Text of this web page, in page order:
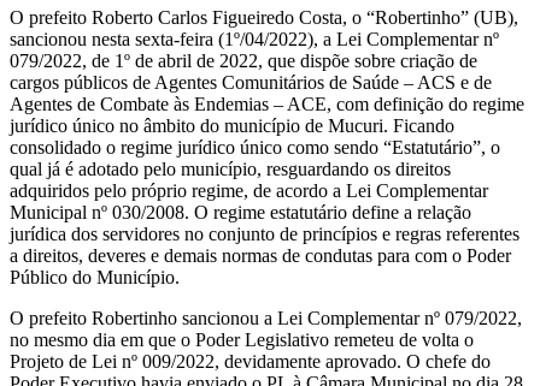
O prefeito Roberto Carlos Figueiredo Costa, o “Robertinho” (UB),
sancionou nesta sexta-feira (1º/04/2022), a Lei Complementar nº
079/2022, de 1º de abril de 2022, que dispõe sobre criação de
cargos públicos de Agentes Comunitários de Saúde – ACS e de
Agentes de Combate às Endemias – ACE, com definição do regime
jurídico único no âmbito do município de Mucuri. Ficando
consolidado o regime jurídico único como sendo “Estatutário”, o
qual já é adotado pelo município, resguardando os direitos
adquiridos pelo próprio regime, de acordo a Lei Complementar
Municipal nº 030/2008. O regime estatutário define a relação
jurídica dos servidores no conjunto de princípios e regras referentes
a direitos, deveres e demais normas de condutas para com o Poder
Público do Município.
O prefeito Robertinho sancionou a Lei Complementar nº 079/2022,
no mesmo dia em que o Poder Legislativo remeteu de volta o
Projeto de Lei nº 009/2022, devidamente aprovado. O chefe do